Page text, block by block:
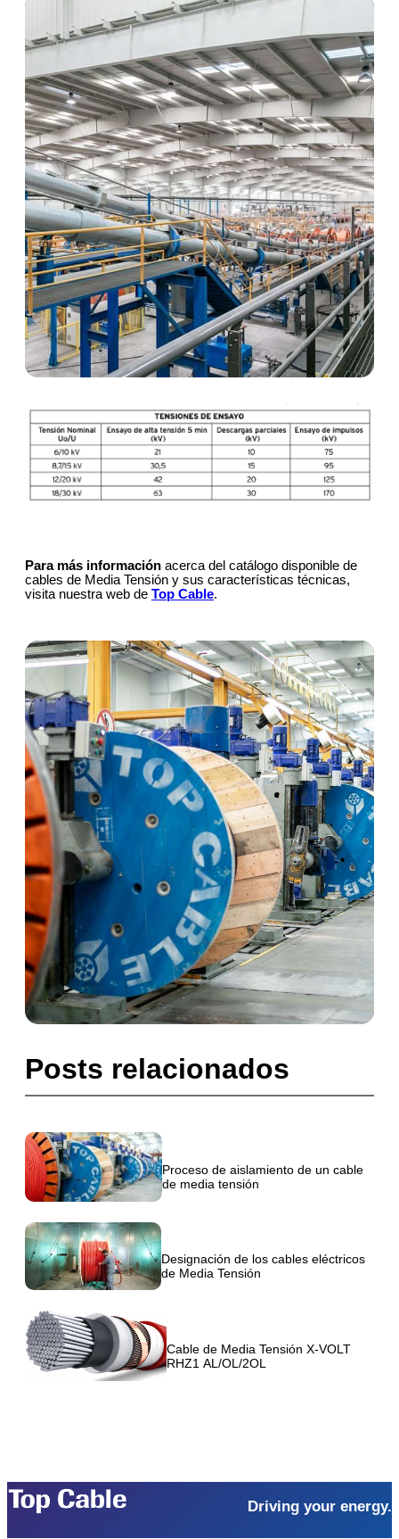
Para más información acerca del catálogo disponible de
cables de Media Tensión y sus características técnicas,
visita nuestra web de Top Cable.
Posts relacionados
Proceso de aislamiento de un cable
de media tensión
Designación de los cables eléctricos
de Media Tensión
Cable de Media Tensión X-VOLT
RHZ1 AL/OL/2OL
Driving your energy.